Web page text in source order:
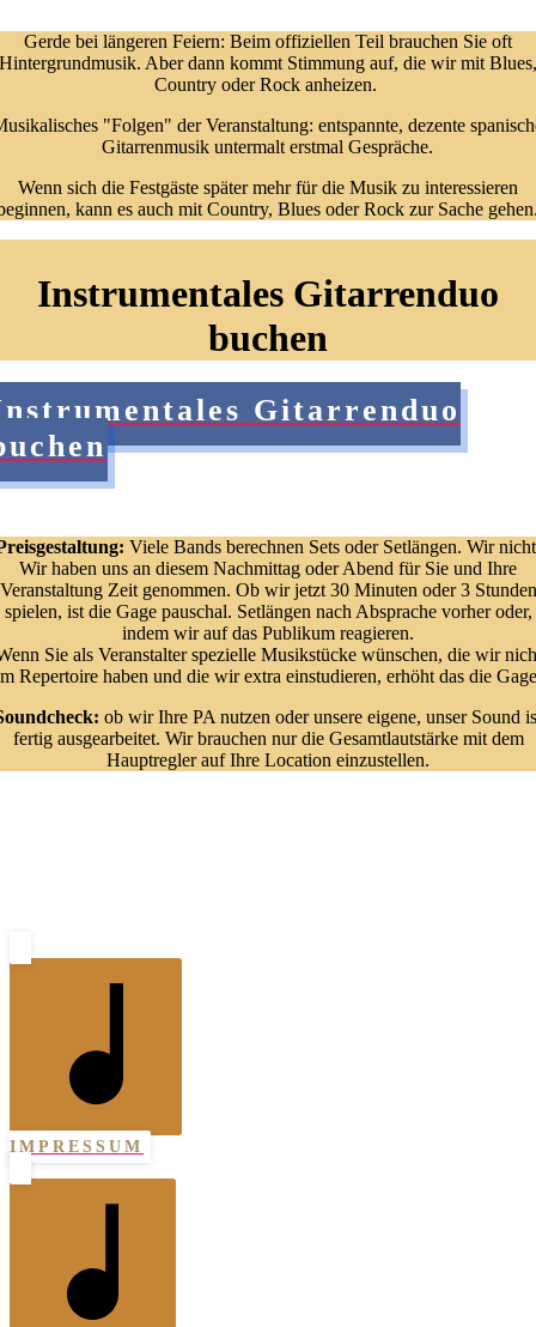
Gerde bei längeren Feiern: Beim offiziellen Teil brauchen Sie oft
Aber dann kommt Stimmung auf, die wir mit Blues,
Country oder Rock anheizen.
"Folgen" der Veranstaltung: entspannte, dezente
Gitarrenmusik untermalt erstmal Gespräche.
Wenn sich die Festgäste später mehr für die Musik zu interessieren
kann es auch mit Country, Blues oder Rock zur Sache
Instrumentales Gitarrenduo
buchen
Gitarrenduo
Viele Bands berechnen Sets oder Setlängen. Wir
Wir haben uns an diesem Nachmittag oder Abend für Sie und Ihre
Veranstaltung Zeit genommen. Ob wir jetzt 30 Minuten oder 3 Stunden
spielen, ist die Gage pauschal. Setlängen nach Absprache vorher oder,
indem wir auf das Publikum reagieren.
Sie als Veranstalter spezielle Musikstücke wünschen, die wir
Repertoire haben und die wir extra einstudieren, erhöht das die
ob wir Ihre PA nutzen oder unsere eigene, unser Sound
fertig ausgearbeitet. Wir brauchen nur die Gesamtlautstärke mit dem
Hauptregler auf Ihre Location einzustellen.
IMPRESSUM